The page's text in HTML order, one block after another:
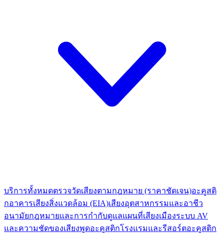
บริการทั้งหมดตรวจวัดเสียงตามกฎหมาย (ราคาชัดเจน)อะคูสติ
กอาคารเสียงสิ่งแวดล้อม (EIA)เสียงอุตสาหกรรมและอาชีว
อนามัยกฎหมายและการกำกับดูแลแผนที่เสียงเมืองระบบ AV
และความชัดของเสียงพูดอะคูสติกโรงแรมและรีสอร์ตอะคูสติก